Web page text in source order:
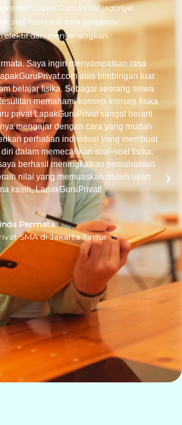
Lapak Guru Privat jagonya!
siap mengerti cara belajarmu.
efektif dan menyenangkan.
Saya ingin menyampaikan rasa
atas bimbingan luar
belajar fisika. Sebagai seorang siswa
memahami konsep-konsep fisika
privat LapakGuruPrivat sangat berarti
mengajar dengan cara yang mudah
perhatian individual yang membuat
dalam memecahkan soal-soal fisika.
berhasil meningkatkan pemahaman
nilai yang memuaskan dalam ujian
kasih, LapakGuruPrivat!
Permata
SMA di Jakarta Timur